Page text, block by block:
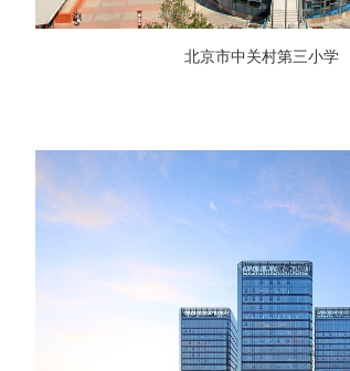
北京市中关村第三小学